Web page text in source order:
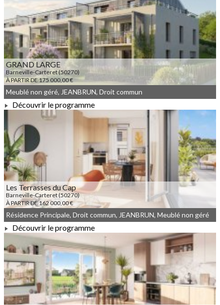
À PARTIR DE 295 000,00 €
GRAND LARGE
Barneville-Carteret (50270)
À PARTIR DE 175 000,00 €
À PARTIR DE 175 000,00 €
Meublé non géré, JEANBRUN, Droit commun
Découvrir le programme
Les Terrasses du Cap
Barneville-Carteret (50270)
À PARTIR DE 162 000,00 €
À PARTIR DE 162 000,00 €
Résidence Principale, Droit commun, JEANBRUN, Meublé non géré
Découvrir le programme